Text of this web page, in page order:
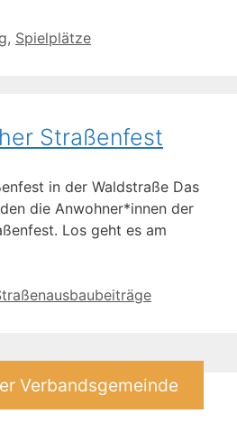
, Spielplätze
Straßenfest
in der Waldstraße Das
die Anwohner*innen der
Los geht es am
Verbandsgemeinde